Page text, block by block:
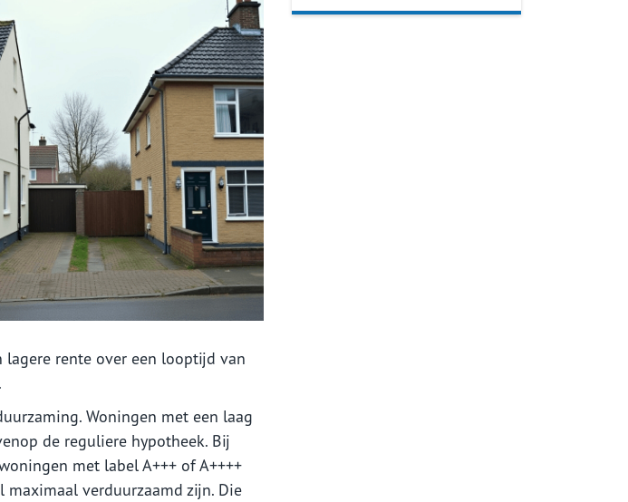
rente over een looptijd van
Woningen met een laag
de reguliere hypotheek. Bij
met label A+++ of A++++
verduurzaamd zijn. Die